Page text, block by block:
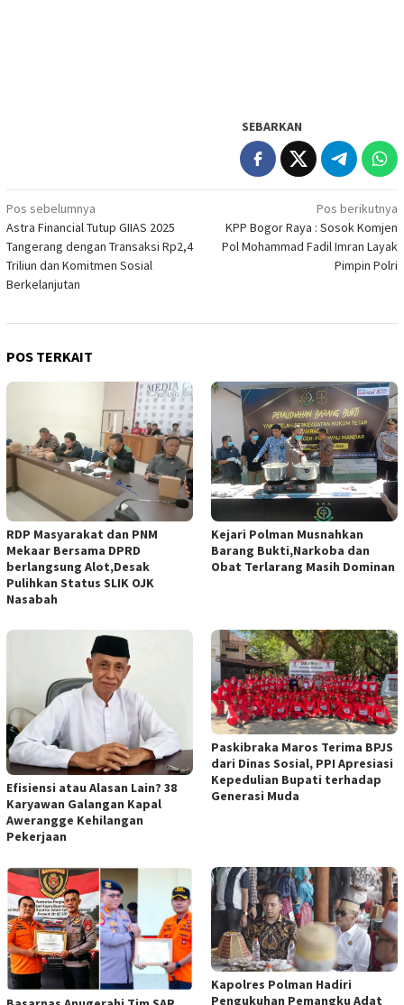
SEBARKAN
Navigasi
pos
Pos sebelumnya
Astra Financial Tutup GIIAS 2025
Tangerang dengan Transaksi Rp2,4
Triliun dan Komitmen Sosial
Berkelanjutan
Pos berikutnya
KPP Bogor Raya : Sosok Komjen
Pol Mohammad Fadil Imran Layak
Pimpin Polri
POS TERKAIT
RDP Masyarakat dan PNM
Mekaar Bersama DPRD
berlangsung Alot,Desak
Pulihkan Status SLIK OJK
Nasabah
Kejari Polman Musnahkan
Barang Bukti,Narkoba dan
Obat Terlarang Masih Dominan
Efisiensi atau Alasan Lain? 38
Karyawan Galangan Kapal
Awerangge Kehilangan
Pekerjaan
Paskibraka Maros Terima BPJS
dari Dinas Sosial, PPI Apresiasi
Kepedulian Bupati terhadap
Generasi Muda
Kapolres Polman Hadiri
Pengukuhan Pemangku Adat